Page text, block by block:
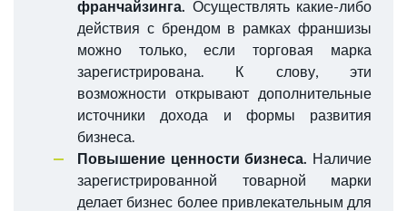
франчайзинга. Осуществлять какие-либо
действия с брендом в рамках франшизы
можно только, если торговая марка
зарегистрирована. К слову, эти
возможности открывают дополнительные
источники дохода и формы развития
бизнеса.
Повышение ценности бизнеса. Наличие
зарегистрированной товарной марки
делает бизнес более привлекательным для